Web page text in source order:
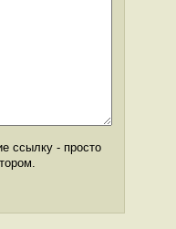
ссылку - просто